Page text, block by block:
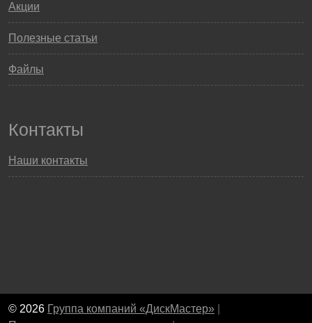
Акции
Полезные статьи
Файлы
Контакты
Наши контакты
© 2026 Группа компаний «ДискМастер»